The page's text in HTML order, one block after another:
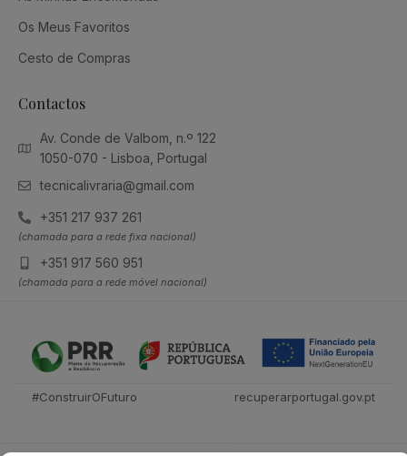
Os Meus Favoritos
Cesto de Compras
Contactos
Av. Conde de Valbom, n.º 122
1050-070 - Lisboa, Portugal
tecnicalivraria@gmail.com
+351 217 937 261
(chamada para a rede fixa nacional)
+351 917 560 951
(chamada para a rede móvel nacional)
#ConstruirOFuturo recuperarportugal.gov.pt